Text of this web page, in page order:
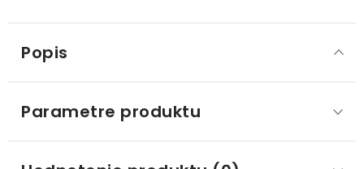
Popis
Parametre produktu